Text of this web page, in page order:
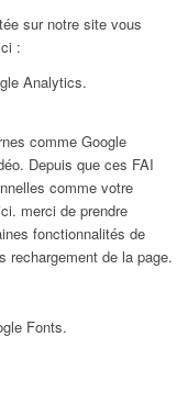
sur notre site vous
:
Analytics.
comme Google
Depuis que ces FAI
comme votre
merci de prendre
fonctionnalités de
rechargement de la page.
Fonts.